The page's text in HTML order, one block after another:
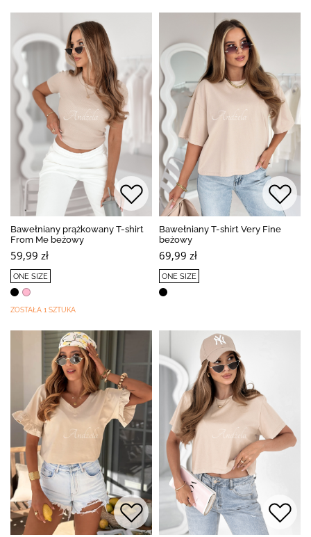
Bawełniany prążkowany T-shirt
From Me beżowy
59,99 zł
ONE SIZE
ZOSTAŁA 1 SZTUKA
Bawełniany T-shirt Very Fine
beżowy
69,99 zł
ONE SIZE